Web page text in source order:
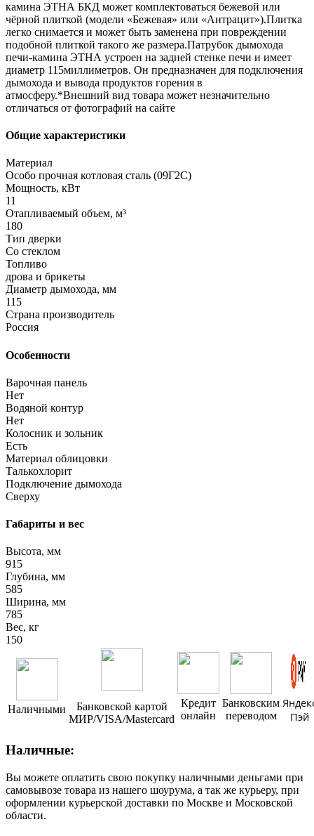
камина ЭТНА БКД может комплектоваться бежевой или
чёрной плиткой (модели «Бежевая» или «Антрацит»).Плитка
легко снимается и может быть заменена при повреждении
подобной плиткой такого же размера.Патрубок дымохода
печи-камина ЭТНА устроен на задней стенке печи и имеет
диаметр 115миллиметров. Он предназначен для подключения
дымохода и вывода продуктов горения в
атмосферу.*Внешний вид товара может незначительно
отличаться от фотографий на сайте
Общие характеристики
Материал
Особо прочная котловая сталь (09Г2С)
Мощность, кВт
11
Отапливаемый объем, м³
180
Тип дверки
Со стеклом
Топливо
дрова и брикеты
Диаметр дымохода, мм
115
Страна производитель
Россия
Особенности
Варочная панель
Нет
Водяной контур
Нет
Колосник и зольник
Есть
Материал облицовки
Талькохлорит
Подключение дымохода
Сверху
Габариты и вес
Высота, мм
915
Глубина, мм
585
Ширина, мм
785
Вес, кг
150
Наличными
Банковской картой
МИР/VISA/Mastercard
Кредит
онлайн
Банковским
переводом
Пэй
Наличные:
Вы можете оплатить свою покупку наличными деньгами при
самовывозе товара из нашего шоурума, а так же курьеру, при
оформлении курьерской доставки по Москве и Московской
области.